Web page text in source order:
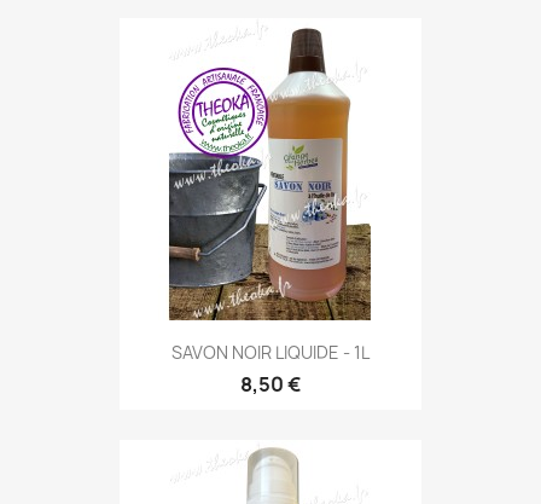
SAVON NOIR LIQUIDE - 1L
8,50 €